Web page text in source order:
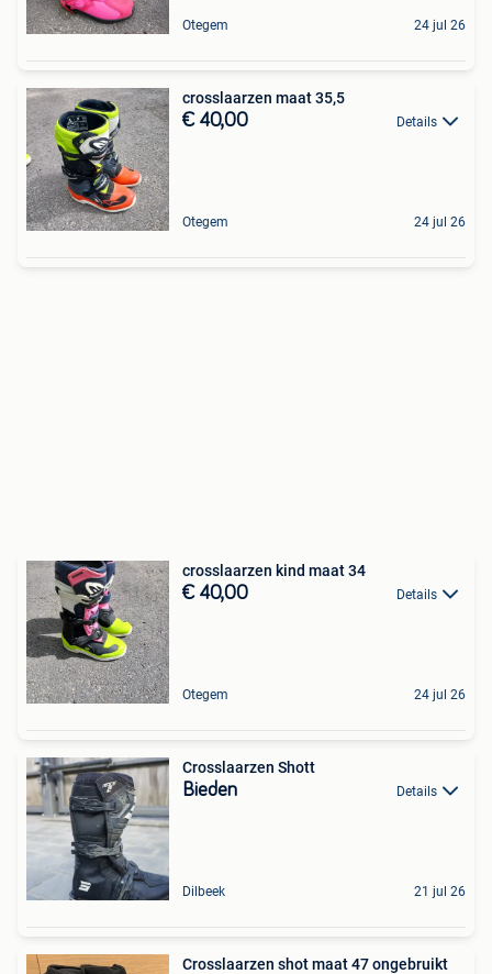
Otegem 24 jul 26
crosslaarzen maat 35,5
€ 40,00 Details
Otegem 24 jul 26
crosslaarzen kind maat 34
€ 40,00 Details
Otegem 24 jul 26
Crosslaarzen Shott
Bieden Details
Dilbeek 21 jul 26
Crosslaarzen shot maat 47 ongebruikt